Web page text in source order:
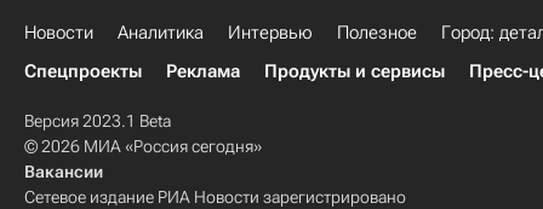
Новости Аналитика Интервью Полезное
Город:
Спецпроекты
Реклама Продукты и сервисы Пресс-
Версия 2023.1 Beta
© 2026 МИА «Россия сегодня»
Вакансии
Сетевое издание РИА Новости зарегистрировано